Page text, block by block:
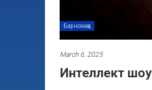
Барномаҳо
March 6, 2025
Интеллект шоу